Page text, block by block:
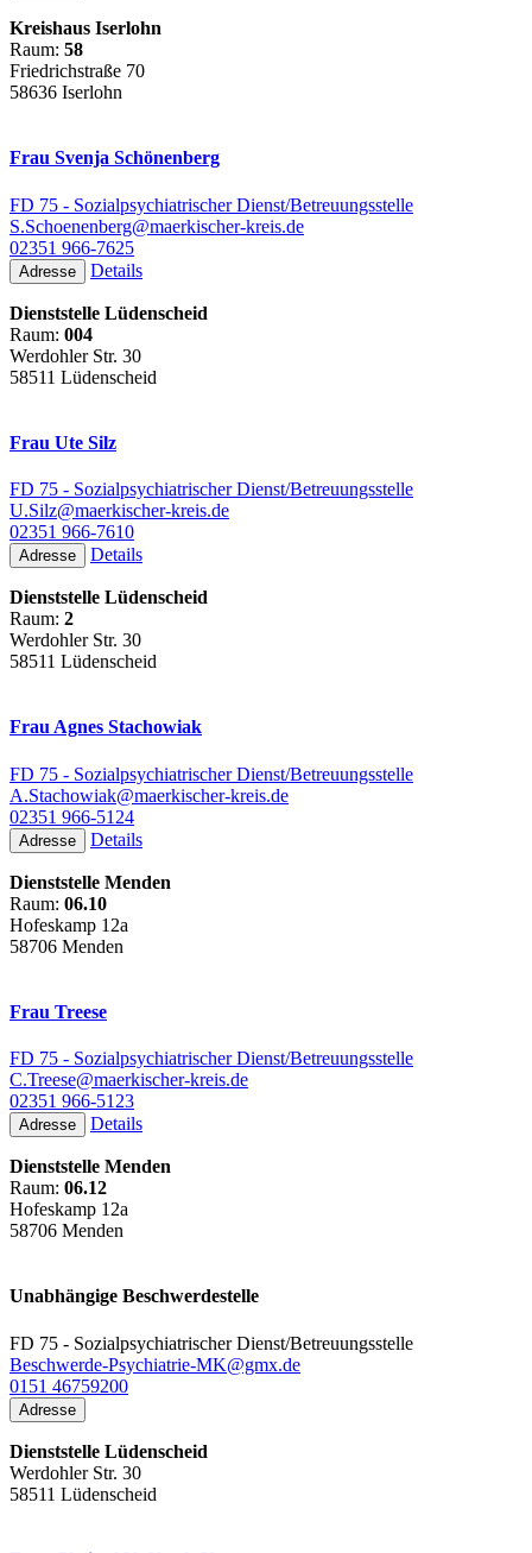
Kreishaus Iserlohn
Raum: 58
Friedrichstraße 70
58636 Iserlohn
Frau Svenja Schönenberg
FD 75 - Sozialpsychiatrischer Dienst/Betreuungsstelle
S.Schoenenberg@maerkischer-kreis.de
02351 966-7625
Adresse Details
Dienststelle Lüdenscheid
Raum: 004
Werdohler Str. 30
58511 Lüdenscheid
Frau Ute Silz
FD 75 - Sozialpsychiatrischer Dienst/Betreuungsstelle
U.Silz@maerkischer-kreis.de
02351 966-7610
Adresse Details
Dienststelle Lüdenscheid
Raum: 2
Werdohler Str. 30
58511 Lüdenscheid
Frau Agnes Stachowiak
FD 75 - Sozialpsychiatrischer Dienst/Betreuungsstelle
A.Stachowiak@maerkischer-kreis.de
02351 966-5124
Adresse Details
Dienststelle Menden
Raum: 06.10
Hofeskamp 12a
58706 Menden
Frau Treese
FD 75 - Sozialpsychiatrischer Dienst/Betreuungsstelle
C.Treese@maerkischer-kreis.de
02351 966-5123
Adresse Details
Dienststelle Menden
Raum: 06.12
Hofeskamp 12a
58706 Menden
Unabhängige Beschwerdestelle
FD 75 - Sozialpsychiatrischer Dienst/Betreuungsstelle
Beschwerde-Psychiatrie-MK@​gmx.de
0151 46759200
Adresse
Dienststelle Lüdenscheid
Werdohler Str. 30
58511 Lüdenscheid